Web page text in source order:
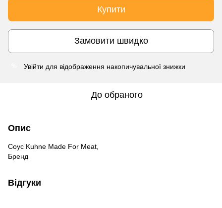
Купити
Замовити швидко
Увійти для відображення накопичувальної знижки
До обраного
Опис
Соус Kuhne Made For Meat,
Бренд
Відгуки